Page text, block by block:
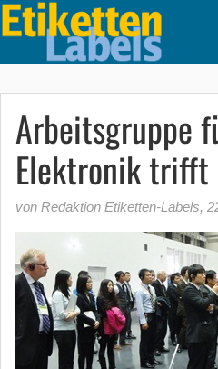
Arbeitsgruppe
Elektronik trifft
von Redaktion Etiketten-Labels,